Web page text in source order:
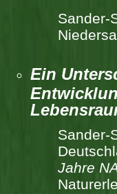
Sander-
Ein
Sander-
Jahre